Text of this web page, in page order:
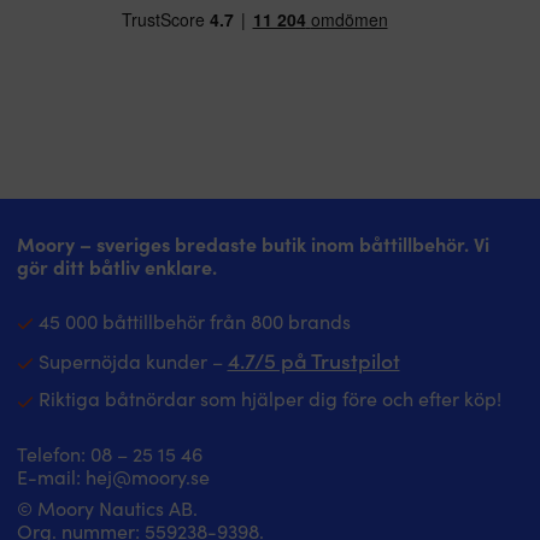
Moory – sveriges bredaste butik inom båttillbehör. Vi
gör ditt båtliv enklare.
45 000 båttillbehör från 800 brands
Supernöjda kunder – 4.7/5 på Trustpilot
Riktiga båtnördar som hjälper dig före och efter köp!
Telefon: 08 – 25 15 46
E-mail: hej@moory.se
© Moory Nautics AB.
Org. nummer: 5‍59238-9398.